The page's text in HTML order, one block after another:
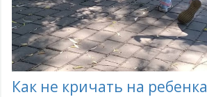
Как не кричать на ребенка